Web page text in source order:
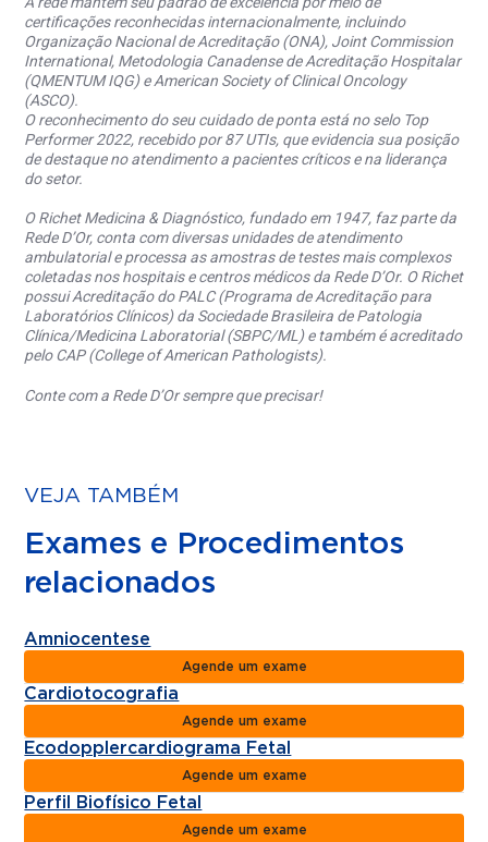
certificações reconhecidas internacionalmente, incluindo
Organização Nacional de Acreditação (ONA), Joint Commission
International, Metodologia Canadense de Acreditação Hospitalar
(QMENTUM IQG) e American Society of Clinical Oncology
(ASCO).
O reconhecimento do seu cuidado de ponta está no selo Top
Performer 2022, recebido por 87 UTIs, que evidencia sua posição
de destaque no atendimento a pacientes críticos e na liderança
do setor.
O Richet Medicina & Diagnóstico, fundado em 1947, faz parte da
Rede D’Or, conta com diversas unidades de atendimento
ambulatorial e processa as amostras de testes mais complexos
coletadas nos hospitais e centros médicos da Rede D’Or. O Richet
possui Acreditação do PALC (Programa de Acreditação para
Laboratórios Clínicos) da Sociedade Brasileira de Patologia
Clínica/Medicina Laboratorial (SBPC/ML) e também é acreditado
pelo CAP (College of American Pathologists).
Conte com a Rede D’Or sempre que precisar!
VEJA TAMBÉM
Exames e Procedimentos
relacionados
Amniocentese
Agende um exame
Cardiotocografia
Agende um exame
Ecodopplercardiograma Fetal
Agende um exame
Perfil Biofísico Fetal
Agende um exame